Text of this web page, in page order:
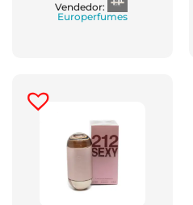
Vendedor:
Europerfumes